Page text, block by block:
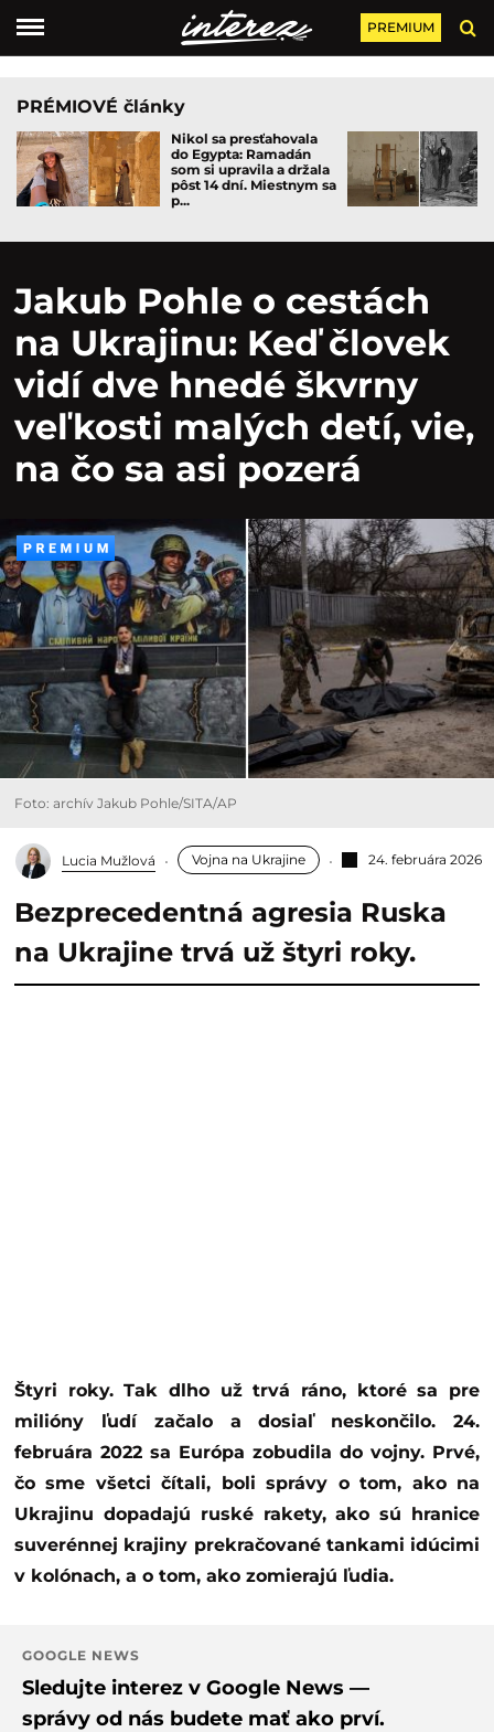
PREMIUM
PRÉMIOVÉ články
Nikol sa presťahovala
do Egypta: Ramadán
som si upravila a držala
pôst 14 dní. Miestnym sa
p...
Jakub Pohle o cestách
na Ukrajinu: Keď človek
vidí dve hnedé škvrny
veľkosti malých detí, vie,
na čo sa asi pozerá
Foto: archív Jakub Pohle/SITA/AP
Lucia Mužlová Vojna na Ukrajine 24. februára 2026
Bezprecedentná agresia Ruska
na Ukrajine trvá už štyri roky.
Štyri roky. Tak dlho už trvá ráno, ktoré sa pre
milióny ľudí začalo a dosiaľ neskončilo. 24.
februára 2022 sa Európa zobudila do vojny. Prvé,
čo sme všetci čítali, boli správy o tom, ako na
Ukrajinu dopadajú ruské rakety, ako sú hranice
suverénnej krajiny prekračované tankami idúcimi
v kolónach, a o tom, ako zomierajú ľudia.
GOOGLE NEWS
Sledujte interez v Google News —
správy od nás budete mať ako prví.